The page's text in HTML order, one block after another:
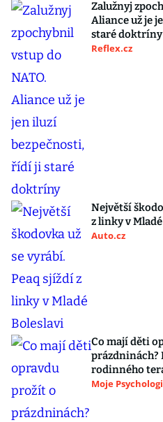
Zalužnyj
Aliance už je
staré doktríny
Reflex.cz
Největší
z linky v
Auto.cz
Co mají děti
prázdninách?
rodinného
Moje